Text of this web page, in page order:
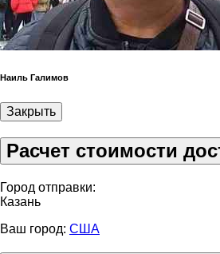
Наиль Галимов
Закрыть
Расчет стоимости
Город отправки:
Казань
Ваш город: США